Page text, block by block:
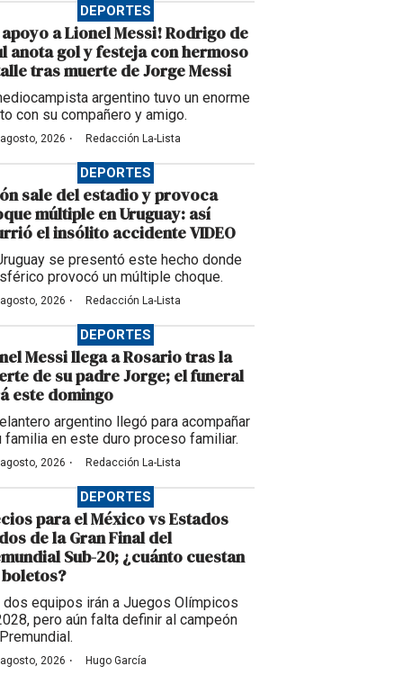
DEPORTES
apoyo a Lionel Messi! Rodrigo de
anota gol y festeja con hermoso
tras muerte de Jorge Messi
argentino tuvo un enorme
con su compañero y amigo.
2026 · Redacción La-Lista
DEPORTES
sale del estadio y provoca
múltiple en Uruguay: así
el insólito accidente VIDEO
se presentó este hecho donde
provocó un múltiple choque.
2026 · Redacción La-Lista
DEPORTES
Messi llega a Rosario tras la
de su padre Jorge; el funeral
este domingo
argentino llegó para acompañar
familia en este duro proceso familiar.
2026 · Redacción La-Lista
DEPORTES
para el México vs Estados
de la Gran Final del
Sub-20; ¿cuánto cuestan
equipos irán a Juegos Olímpicos
pero aún falta definir al campeón
2026 · Hugo García